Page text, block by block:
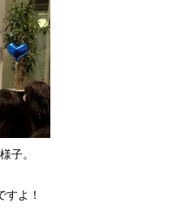
子。
すよ！